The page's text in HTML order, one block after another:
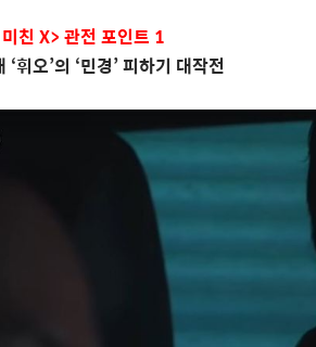
친X> 관전 포인트 1
휘오’의 ‘민경’피하기 대작전